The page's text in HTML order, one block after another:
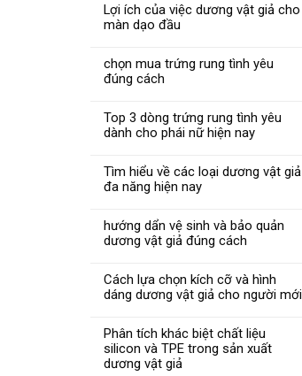
Lợi ích của việc dương vật giả cho
màn dạo đầu
chọn mua trứng rung tình yêu
đúng cách
Top 3 dòng trứng rung tình yêu
dành cho phái nữ hiện nay
Tìm hiểu về các loại dương vật giả
đa năng hiện nay
hướng dẩn vệ sinh và bảo quản
dương vật giả đúng cách
Cách lựa chọn kích cỡ và hình
dáng dương vật giả cho người mới
Phân tích khác biệt chất liệu
silicon và TPE trong sản xuất
dương vật giả